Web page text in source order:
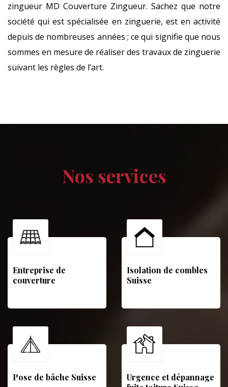
zingueur MD Couverture Zingueur. Sachez que notre
société qui est spécialisée en zinguerie, est en activité
depuis de nombreuses années ; ce qui signifie que nous
sommes en mesure de réaliser des travaux de zinguerie
suivant les règles de l’art.
Nos services
Entreprise de
couverture
Isolation de combles
Suisse
Pose de bâche Suisse
Urgence et dépannage